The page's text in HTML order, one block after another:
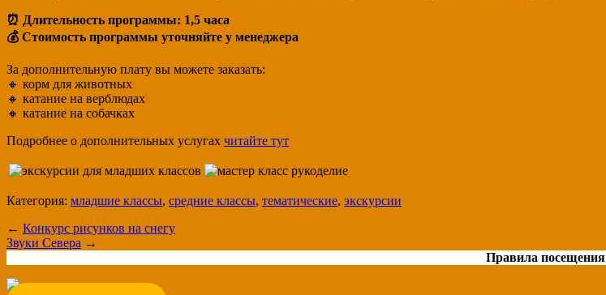
⏰ Длительность программы: 1,5 часа
💰 Стоимость программы уточняйте у менеджера
За дополнительную плату вы можете заказать:
🔸 корм для животных
🔸 катание на верблюдах
🔸 катание на собачках
Подробнее о дополнительных услугах читайте тут
Категория: младшие классы, средние классы, тематические, экскурсии
← Конкурс рисунков на снегу
Звуки Севера →
Правила посещения